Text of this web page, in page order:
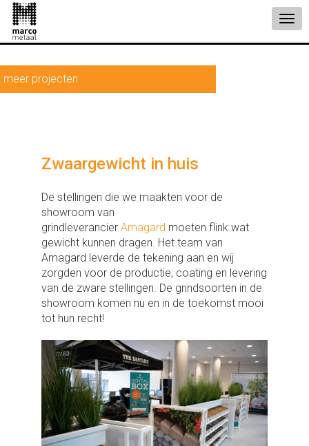
meer projecten
Zwaargewicht in huis
De stellingen die we maakten voor de
showroom van
grindleverancier Amagard moeten flink wat
gewicht kunnen dragen. Het team van
Amagard leverde de tekening aan en wij
zorgden voor de productie, coating en levering
van de zware stellingen. De grindsoorten in de
showroom komen nu en in de toekomst mooi
tot hun recht!